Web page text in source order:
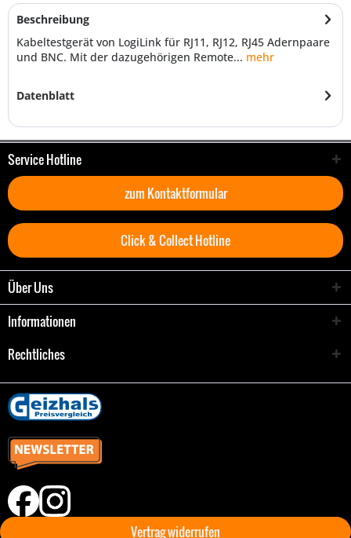
Beschreibung
Kabeltestgerät von LogiLink für RJ11, RJ12, RJ45 Adernpaare
und BNC. Mit der dazugehörigen Remote... mehr
Datenblatt
Service Hotline
zum Kontaktformular
Click & Collect Hotline
Über Uns
Informationen
Rechtliches
Vertrag widerrufen